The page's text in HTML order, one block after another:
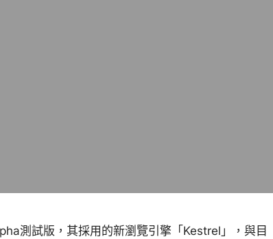
測試版，其採用的新瀏覽引擎「Kestrel」，與目